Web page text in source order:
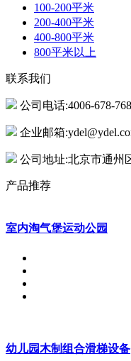
100-200平米
200-400平米
400-800平米
800平米以上
联系我们
公司电话:4006-678-768
企业邮箱
公司地址:北京市通州
产品推荐
室内淘气堡运动公园
幼儿园木制组合滑梯设备